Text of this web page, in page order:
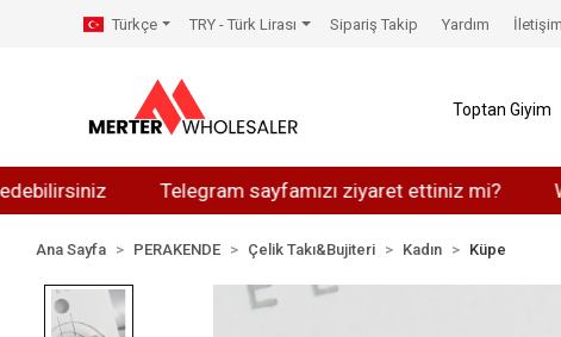
Telegram sayfamızı ziyaret ettiniz mi?
Türkçe TRY - Türk Lirası Sipariş Takip Yardım İletişim
Toptan Giyim
Ana Sayfa PERAKENDE Çelik Takı&Bujiteri Kadın Küpe